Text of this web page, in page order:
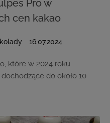
Pro w
cen kakao
16.07.2024
które w 2024 roku
do około 10